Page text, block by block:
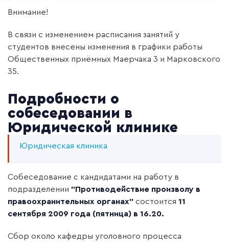
Внимание!
В связи с изменением расписания занятий у
студентов внесены изменения в графики работы
Общественных приёмных Маерчака 3 и Марковского
35.
Подробности о
собеседовании в
Юридической клинике
Юридическая клиника
Собеседование с кандидатами на работу в
подразделении "Противодействие произволу в
правоохранительных органах" состоится 11
сентября 2009 года (пятница) в 16.20.
Сбор около кафедры уголовного процесса